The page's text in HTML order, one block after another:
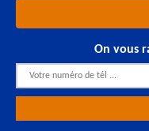
On vous